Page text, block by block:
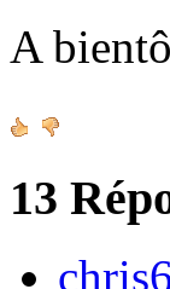
A
13